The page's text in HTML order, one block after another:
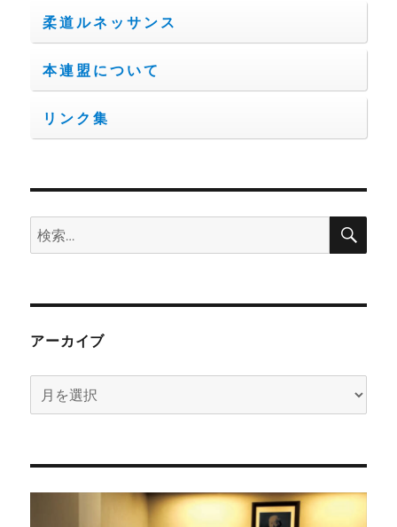
柔道ルネッサンス
本連盟について
リンク集
検
索:
検
アーカイブ
ー
イ